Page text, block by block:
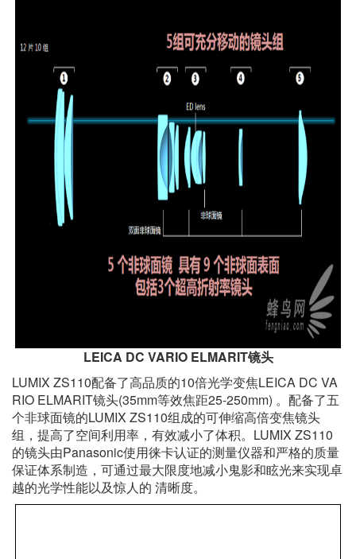
LEICA DC VARIO ELMARIT镜头
LUMIX ZS110配备了高品质的10倍光学变焦LEICA DC VA
RIO ELMARIT镜头(35mm等效焦距25-250mm) 。配备了五
个非球面镜的LUMIX ZS110组成的可伸缩高倍变焦镜头
组，提高了空间利用率，有效减小了体积。LUMIX ZS110
的镜头由Panasonic使用徕卡认证的测量仪器和严格的质量
保证体系制造，可通过最大限度地减小鬼影和眩光来实现卓
越的光学性能以及惊人的 清晰度。